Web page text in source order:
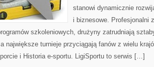
stanowi dynamicznie
i biznesowe. Profesjonalni
szkoleniowych, drużyny zatrudniają
największe turnieje przyciągają fanów z wielu
i Historia e-sportu. LigiSportu to serwis […]